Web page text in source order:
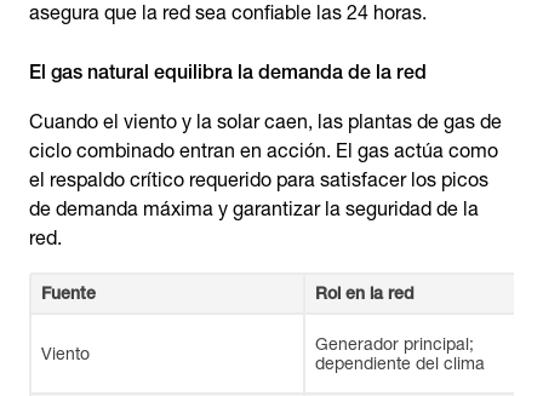
asegura que la red sea confiable las 24 horas.
El gas natural equilibra la demanda de la red
Cuando el viento y la solar caen, las plantas de gas de
ciclo combinado entran en acción. El gas actúa como
el respaldo crítico requerido para satisfacer los picos
de demanda máxima y garantizar la seguridad de la
red.
Fuente Rol en la red
Viento
Generador principal;
dependiente del clima